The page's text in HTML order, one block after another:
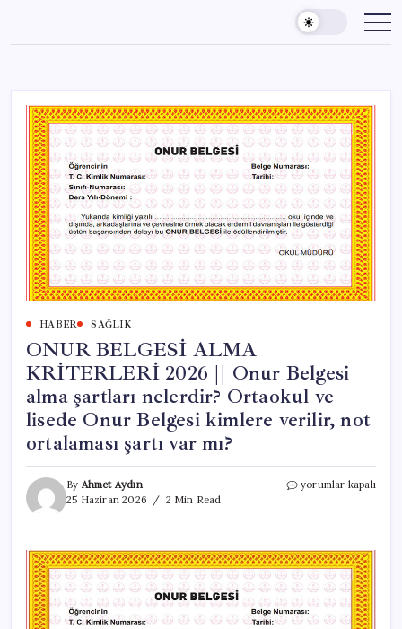
content
HABER SAĞLIK
ONUR BELGESİ ALMA
KRİTERLERİ 2026 || Onur Belgesi
alma şartları nelerdir? Ortaokul ve
lisede Onur Belgesi kimlere verilir, not
ortalaması şartı var mı?
By Ahmet Aydın
25 Haziran 2026
2 Min Read
ONUR
||
Onur
Belgesi
alma
şartları
yorumlar kapalı